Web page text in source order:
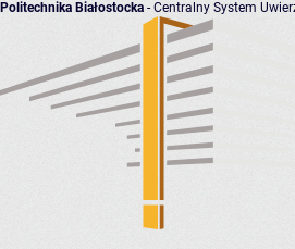
Politechnika Białostocka - Centralny System